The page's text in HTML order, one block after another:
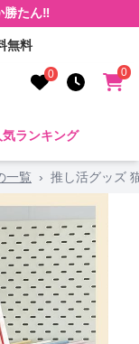
勝たん‼
無料
0 0
気ランキング
一覧 › 推し活グッズ